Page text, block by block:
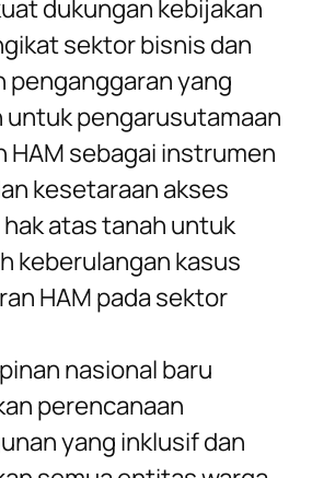
dukungan kebijakan
sektor bisnis dan
penganggaran yang
untuk pengarusutamaan
HAM sebagai instrumen
kesetaraan akses
atas tanah untuk
keberulangan kasus
HAM pada sektor
nasional baru
perencanaan
yang inklusif dan